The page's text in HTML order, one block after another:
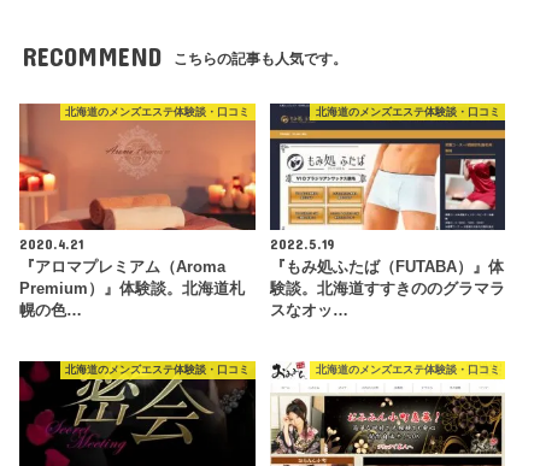
RECOMMEND こちらの記事も人気です。
北海道のメンズエステ体験談・口コミ
2020.4.21
『アロマプレミアム（Aroma
Premium）』体験談。北海道札
幌の色…
北海道のメンズエステ体験談・口コミ
2022.5.19
『もみ処ふたば（FUTABA）』体
験談。北海道すすきののグラマラ
スなオッ…
北海道のメンズエステ体験談・口コミ 北海道のメンズエステ体験談・口コミ